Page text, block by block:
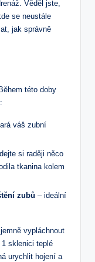
Věděl jste,
se neustále
jak správně
této doby
váš zubní
si raději něco
tkanina kolem
zubů –⁣ ideální
vypláchnout
sklenici teplé
urychlit hojení a